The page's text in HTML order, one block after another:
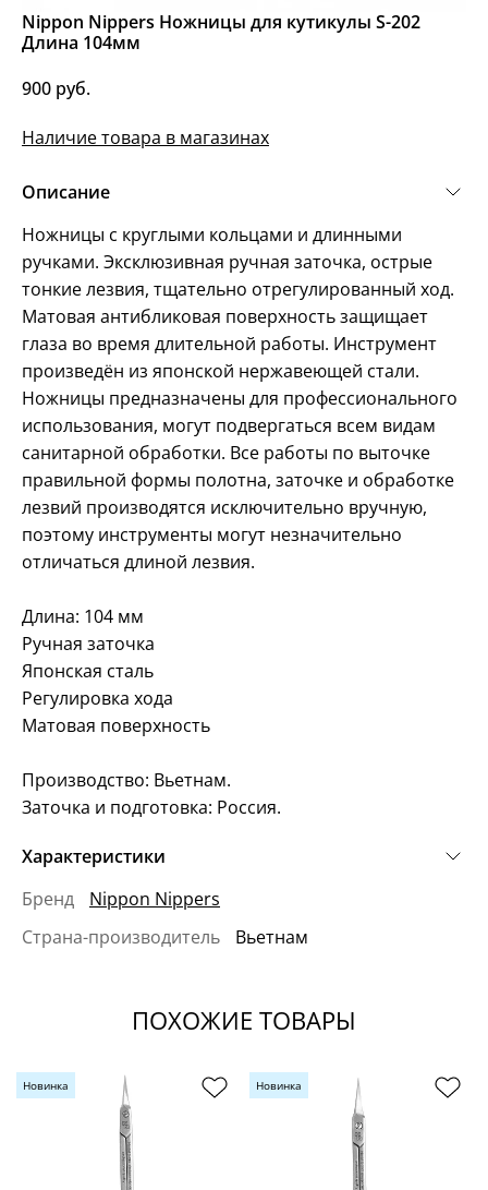
Nippon Nippers Ножницы для кутикулы S-202
Длина 104мм
900 руб.
Наличие товара в магазинах
Описание
Ножницы с круглыми кольцами и длинными
ручками. Эксклюзивная ручная заточка, острые
тонкие лезвия, тщательно отрегулированный ход.
Матовая антибликовая поверхность защищает
глаза во время длительной работы. Инструмент
произведён из японской нержавеющей стали.
Ножницы предназначены для профессионального
использования, могут подвергаться всем видам
санитарной обработки. Все работы по выточке
правильной формы полотна, заточке и обработке
лезвий производятся исключительно вручную,
поэтому инструменты могут незначительно
отличаться длиной лезвия.
Длина: 104 мм
Ручная заточка
Японская сталь
Регулировка хода
Матовая поверхность
Производство: Вьетнам.
Заточка и подготовка: Россия.
Характеристики
Бренд
Nippon Nippers
Страна-производитель
Вьетнам
ПОХОЖИЕ ТОВАРЫ
Новинка Новинка